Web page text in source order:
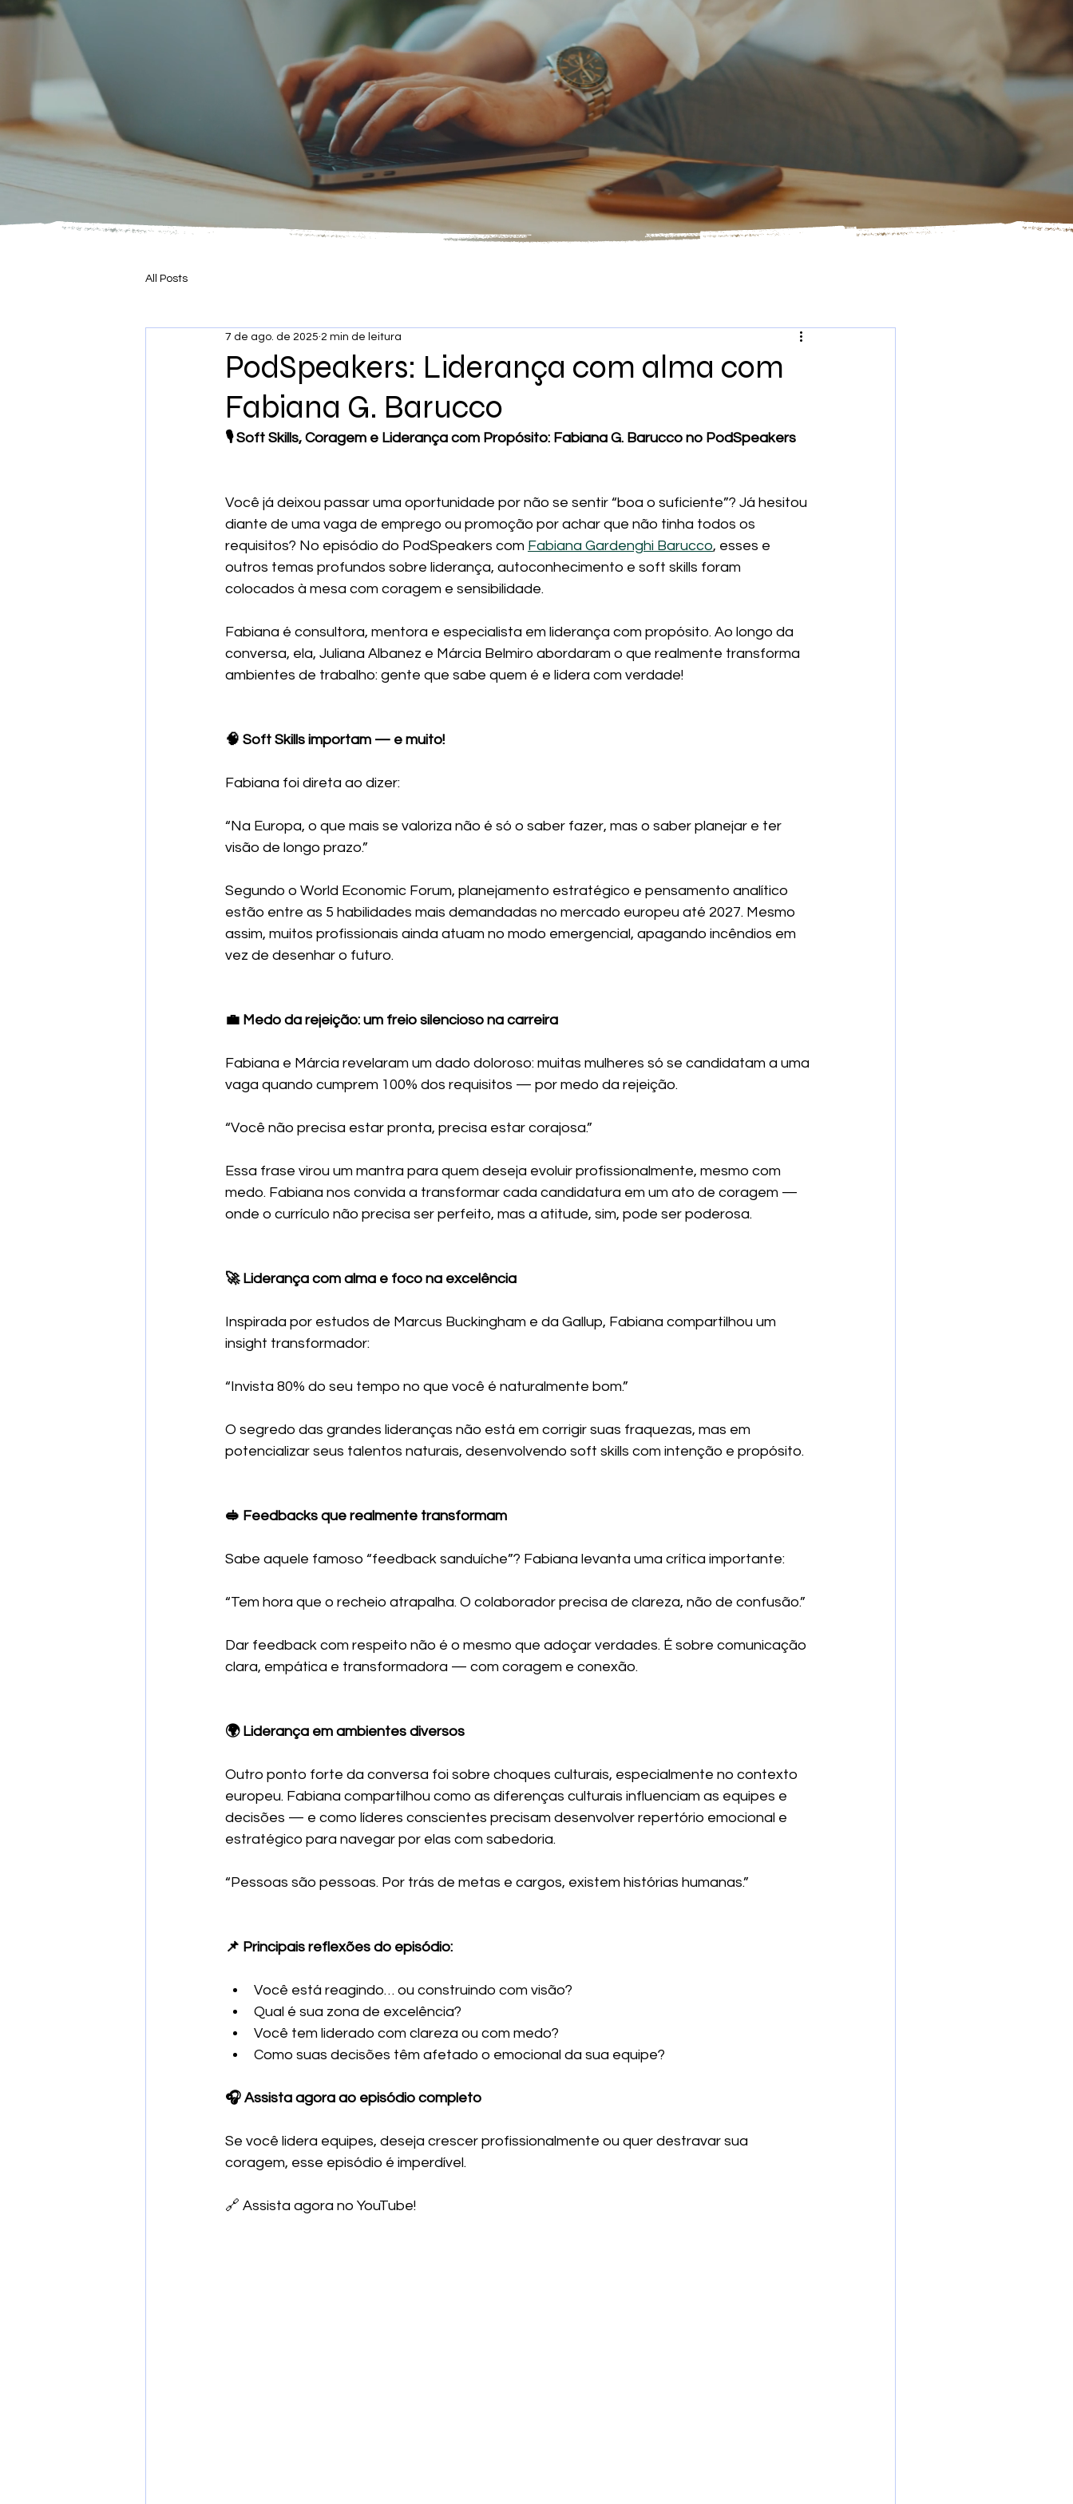
All Posts
PodSpeakers: Liderança com alma com
Fabiana G. Barucco
7 de ago. de 2025 2 min de leitura
🎙 Soft Skills, Coragem e Liderança com Propósito: Fabiana G. Barucco no PodSpeakers
Você já deixou passar uma oportunidade por não se sentir “boa o suficiente”? Já hesitou
diante de uma vaga de emprego ou promoção por achar que não tinha todos os
requisitos? No episódio do PodSpeakers com Fabiana Gardenghi Barucco, esses e
outros temas profundos sobre liderança, autoconhecimento e soft skills foram
colocados à mesa com coragem e sensibilidade.
Fabiana é consultora, mentora e especialista em liderança com propósito. Ao longo da
conversa, ela, Juliana Albanez e Márcia Belmiro abordaram o que realmente transforma
ambientes de trabalho: gente que sabe quem é e lidera com verdade!
🧠 Soft Skills importam — e muito!
Fabiana foi direta ao dizer:
“Na Europa, o que mais se valoriza não é só o saber fazer, mas o saber planejar e ter
visão de longo prazo.”
Segundo o World Economic Forum, planejamento estratégico e pensamento analítico
estão entre as 5 habilidades mais demandadas no mercado europeu até 2027. Mesmo
assim, muitos profissionais ainda atuam no modo emergencial, apagando incêndios em
vez de desenhar o futuro.
💼 Medo da rejeição: um freio silencioso na carreira
Fabiana e Márcia revelaram um dado doloroso: muitas mulheres só se candidatam a uma
vaga quando cumprem 100% dos requisitos — por medo da rejeição.
“Você não precisa estar pronta, precisa estar corajosa.”
Essa frase virou um mantra para quem deseja evoluir profissionalmente, mesmo com
medo. Fabiana nos convida a transformar cada candidatura em um ato de coragem —
onde o currículo não precisa ser perfeito, mas a atitude, sim, pode ser poderosa.
🚀 Liderança com alma e foco na excelência
Inspirada por estudos de Marcus Buckingham e da Gallup, Fabiana compartilhou um
insight transformador:
“Invista 80% do seu tempo no que você é naturalmente bom.”
O segredo das grandes lideranças não está em corrigir suas fraquezas, mas em
potencializar seus talentos naturais, desenvolvendo soft skills com intenção e propósito.
🥪 Feedbacks que realmente transformam
Sabe aquele famoso “feedback sanduíche”? Fabiana levanta uma crítica importante:
“Tem hora que o recheio atrapalha. O colaborador precisa de clareza, não de confusão.”
Dar feedback com respeito não é o mesmo que adoçar verdades. É sobre comunicação
clara, empática e transformadora — com coragem e conexão.
🌍 Liderança em ambientes diversos
Outro ponto forte da conversa foi sobre choques culturais, especialmente no contexto
europeu. Fabiana compartilhou como as diferenças culturais influenciam as equipes e
decisões — e como líderes conscientes precisam desenvolver repertório emocional e
estratégico para navegar por elas com sabedoria.
“Pessoas são pessoas. Por trás de metas e cargos, existem histórias humanas.”
📌 Principais reflexões do episódio:
Você está reagindo… ou construindo com visão?
Qual é sua zona de excelência?
Você tem liderado com clareza ou com medo?
Como suas decisões têm afetado o emocional da sua equipe?
🎧 Assista agora ao episódio completo
Se você lidera equipes, deseja crescer profissionalmente ou quer destravar sua
coragem, esse episódio é imperdível.
🔗 Assista agora no YouTube!